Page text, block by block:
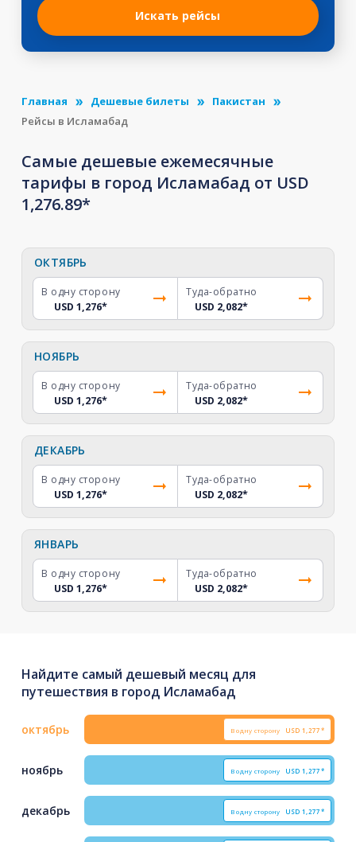
Искать рейсы
Главная Дешевые билеты
Пакистан
Рейсы в Исламабад
Самые дешевые ежемесячные
тарифы в город Исламабад от USD
1,276.89*
ОКТЯБРЬ
В одну сторону
USD 1,276*
Туда-обратно
USD 2,082*
НОЯБРЬ
В одну сторону
USD 1,276*
Туда-обратно
USD 2,082*
ДЕКАБРЬ
В одну сторону
USD 1,276*
Туда-обратно
USD 2,082*
ЯНВАРЬ
В одну сторону
USD 1,276*
Туда-обратно
USD 2,082*
Найдите самый дешевый месяц для
путешествия в город Исламабад
октябрь В одну сторону USD 1,277*
ноябрь В одну сторону USD 1,277*
декабрь В одну сторону USD 1,277*